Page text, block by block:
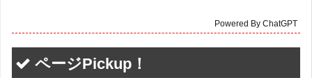
Powered By ChatGPT
ページPickup！